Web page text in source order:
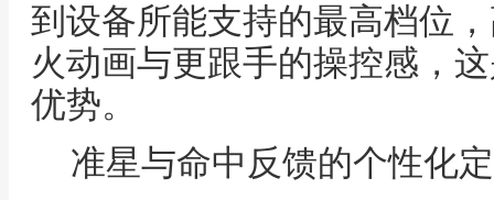
到设备所能支持的最高档位
火动画与更跟手的操控感，
优势。
准星与命中反馈的个性化